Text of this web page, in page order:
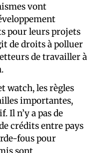
vont
pour leurs projets
de droits à polluer
de travailler à
watch, les règles
importantes,
Il n’y a pas de
crédits entre pays
fous pour